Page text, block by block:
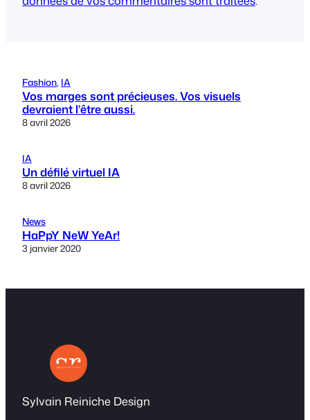
Fashion, IA
Vos marges sont précieuses. Vos visuels
devraient l’être aussi.
8 avril 2026
IA
Un défilé virtuel IA
8 avril 2026
News
HaPpY NeW YeAr!
3 janvier 2020
Sylvain Reiniche Design